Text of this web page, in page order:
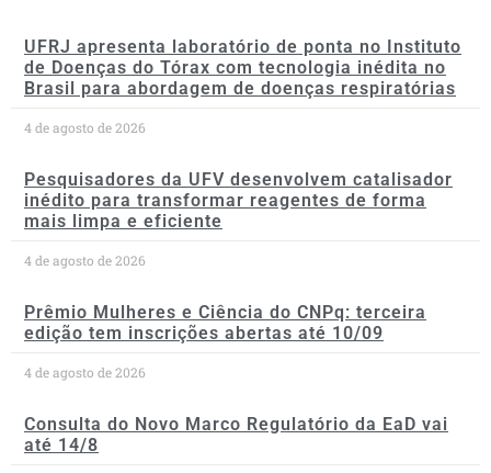
UFRJ apresenta laboratório de ponta no Instituto
de Doenças do Tórax com tecnologia inédita no
Brasil para abordagem de doenças respiratórias
4 de agosto de 2026
Pesquisadores da UFV desenvolvem catalisador
inédito para transformar reagentes de forma
mais limpa e eficiente
4 de agosto de 2026
Prêmio Mulheres e Ciência do CNPq: terceira
edição tem inscrições abertas até 10/09
4 de agosto de 2026
Consulta do Novo Marco Regulatório da EaD vai
até 14/8